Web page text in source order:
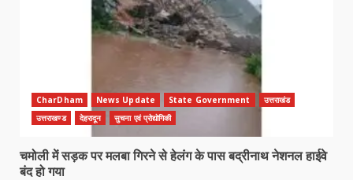
CharDham News Update State Government
उत्तराखंड
उत्तराखण्ड
देहरादून सुचना एवं प्रोद्योगिकी
चमोली में सड़क पर मलबा गिरने से हेलंग के पास बद्रीनाथ नेशनल हाईवे
बंद हो गया